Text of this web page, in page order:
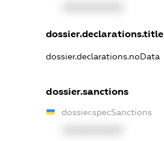
dossier.declarations.title
dossier.declarations.noData
dossier.sanctions
dossier.specSanctions